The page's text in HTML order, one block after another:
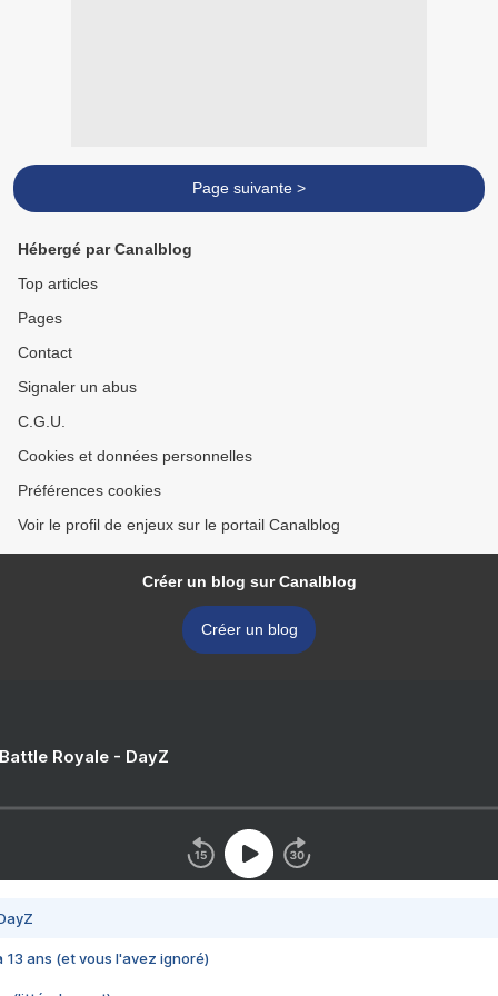
Page suivante >
Hébergé par Canalblog
Top articles
Pages
Contact
Signaler un abus
C.G.U.
Cookies et données personnelles
Préférences cookies
Voir le profil de enjeux sur le portail Canalblog
Créer un blog sur Canalblog
Créer un blog
Royale - DayZ
13 ans (et vous l'avez ignoré)